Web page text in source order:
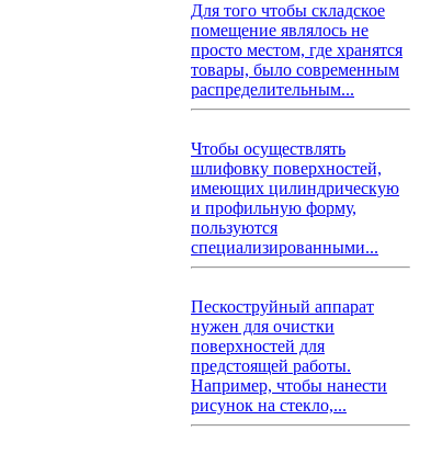
Для того чтобы складское
помещение являлось не
просто местом, где хранятся
товары, было современным
распределительным...
Чтобы осуществлять
шлифовку поверхностей,
имеющих цилиндрическую
и профильную форму,
пользуются
специализированными...
Пескоструйный аппарат
нужен для очистки
поверхностей для
предстоящей работы.
Например, чтобы нанести
рисунок на стекло,...